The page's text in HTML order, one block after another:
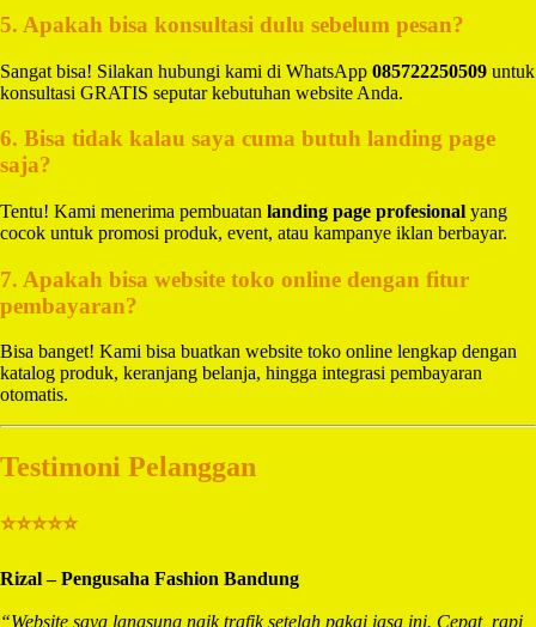
5. Apakah bisa konsultasi dulu sebelum pesan?
Sangat bisa! Silakan hubungi kami di WhatsApp 085722250509 untuk
konsultasi GRATIS seputar kebutuhan website Anda.
6. Bisa tidak kalau saya cuma butuh landing page
saja?
Tentu! Kami menerima pembuatan landing page profesional yang
cocok untuk promosi produk, event, atau kampanye iklan berbayar.
7. Apakah bisa website toko online dengan fitur
pembayaran?
Bisa banget! Kami bisa buatkan website toko online lengkap dengan
katalog produk, keranjang belanja, hingga integrasi pembayaran
otomatis.
Testimoni Pelanggan
⭐⭐⭐⭐⭐
Rizal – Pengusaha Fashion Bandung
“Website saya langsung naik trafik setelah pakai jasa ini. Cepat, rapi,